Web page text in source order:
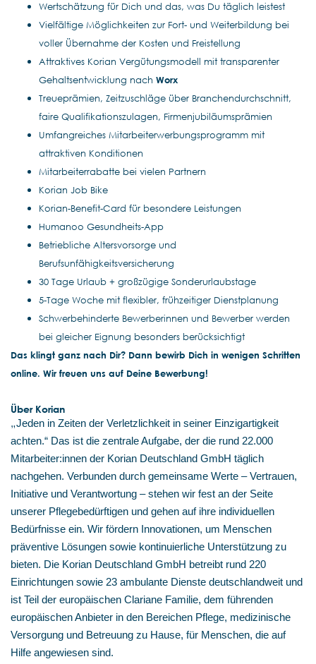
Wertschätzung für Dich und das, was Du täglich leistest
Vielfältige Möglichkeiten zur Fort- und Weiterbildung bei
voller Übernahme der Kosten und Freistellung
Attraktives Korian Vergütungsmodell mit transparenter
Gehaltsentwicklung nach Worx
Treueprämien, Zeitzuschläge über Branchendurchschnitt,
faire Qualifikationszulagen, Firmenjubiläumsprämien
Umfangreiches Mitarbeiterwerbungsprogramm mit
attraktiven Konditionen
Mitarbeiterrabatte bei vielen Partnern
Korian Job Bike
Korian-Benefit-Card für besondere Leistungen
Humanoo Gesundheits-App
Betriebliche Altersvorsorge und
Berufsunfähigkeitsversicherung
30 Tage Urlaub + großzügige Sonderurlaubstage
5-Tage Woche mit flexibler, frühzeitiger Dienstplanung
Schwerbehinderte Bewerberinnen und Bewerber werden
bei gleicher Eignung besonders berücksichtigt
Das klingt ganz nach Dir? Dann bewirb Dich in wenigen Schritten
online. Wir freuen uns auf Deine Bewerbung!
Über Korian
„Jeden in Zeiten der Verletzlichkeit in seiner Einzigartigkeit
achten.“ Das ist die zentrale Aufgabe, der die rund 22.000
Mitarbeiter:innen der Korian Deutschland GmbH täglich
nachgehen. Verbunden durch gemeinsame Werte – Vertrauen,
Initiative und Verantwortung – stehen wir fest an der Seite
unserer Pflegebedürftigen und gehen auf ihre individuellen
Bedürfnisse ein. Wir fördern Innovationen, um Menschen
präventive Lösungen sowie kontinuierliche Unterstützung zu
bieten. Die Korian Deutschland GmbH betreibt rund 220
Einrichtungen sowie 23 ambulante Dienste deutschlandweit und
ist Teil der europäischen Clariane Familie, dem führenden
europäischen Anbieter in den Bereichen Pflege, medizinische
Versorgung und Betreuung zu Hause, für Menschen, die auf
Hilfe angewiesen sind.